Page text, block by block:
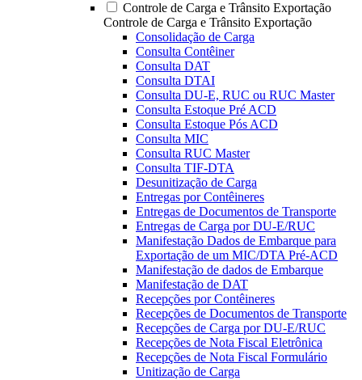
Controle de Carga e Trânsito Exportação
Controle de Carga e Trânsito Exportação
Consolidação de Carga
Consulta Contêiner
Consulta DAT
Consulta DTAI
Consulta DU-E, RUC ou RUC Master
Consulta Estoque Pré ACD
Consulta Estoque Pós ACD
Consulta MIC
Consulta RUC Master
Consulta TIF-DTA
Desunitização de Carga
Entregas por Contêineres
Entregas de Documentos de Transporte
Entregas de Carga por DU-E/RUC
Manifestação Dados de Embarque para
Exportação de um MIC/DTA Pré-ACD
Manifestação de dados de Embarque
Manifestação de DAT
Recepções por Contêineres
Recepções de Documentos de Transporte
Recepções de Carga por DU-E/RUC
Recepções de Nota Fiscal Eletrônica
Recepções de Nota Fiscal Formulário
Unitização de Carga